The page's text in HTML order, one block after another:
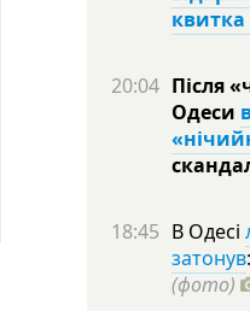
квитка
20:04 Після
Одеси
18:45 В Одесі
затонув
(фото)